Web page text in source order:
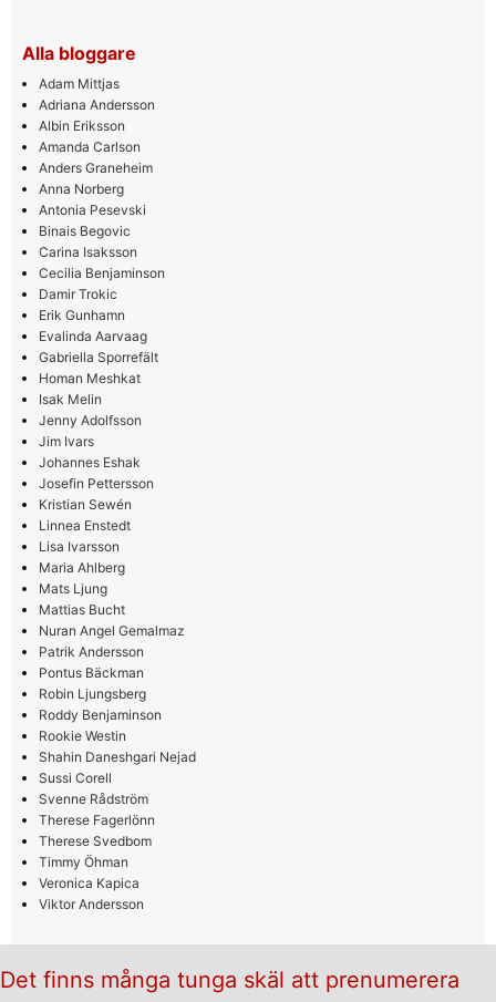
Alla bloggare
Adam Mittjas
Adriana Andersson
Albin Eriksson
Amanda Carlson
Anders Graneheim
Anna Norberg
Antonia Pesevski
Binais Begovic
Carina Isaksson
Cecilia Benjaminson
Damir Trokic
Erik Gunhamn
Evalinda Aarvaag
Gabriella Sporrefält
Homan Meshkat
Isak Melin
Jenny Adolfsson
Jim Ivars
Johannes Eshak
Josefin Pettersson
Kristian Sewén
Linnea Enstedt
Lisa Ivarsson
Maria Ahlberg
Mats Ljung
Mattias Bucht
Nuran Angel Gemalmaz
Patrik Andersson
Pontus Bäckman
Robin Ljungsberg
Roddy Benjaminson
Rookie Westin
Shahin Daneshgari Nejad
Sussi Corell
Svenne Rådström
Therese Fagerlönn
Therese Svedbom
Timmy Öhman
Veronica Kapica
Viktor Andersson
Det finns många tunga skäl att prenumerera